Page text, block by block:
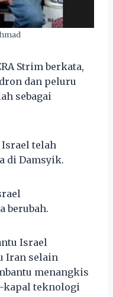
Strim berkata,
dan peluru
sebagai
Israel telah
di Damsyik.
berubah.
Israel
Iran selain
menangkis
kapal teknologi